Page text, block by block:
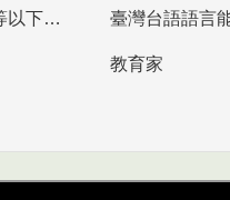
教育部高中等以下學校及幼兒園教師資格檢定考試
教育家